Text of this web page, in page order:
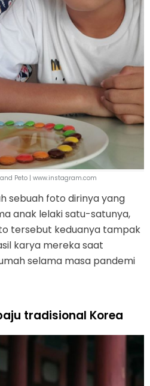
Peto | www.instagram.com
sebuah foto dirinya yang
anak lelaki satu-satunya,
tersebut keduanya tampak
karya mereka saat
selama masa pandemi
tradisional Korea